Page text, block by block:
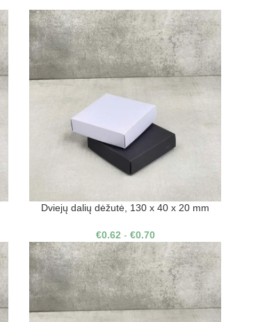
Dviejų dalių dėžutė, 130 x 40 x 20 mm
€0.62- €0.70